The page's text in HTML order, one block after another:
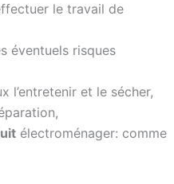
le travail de
éventuels risques
l’entretenir et le sécher,
électroménager: comme